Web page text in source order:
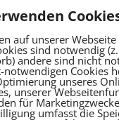
auf unserer Webseite
sind notwendig
andere sind nicht
notwendigen Cookies
unseres
unserer
für
umfasst die